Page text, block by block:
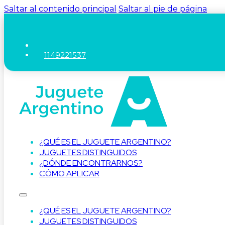
Saltar al contenido principal Saltar al pie de página
1149221537
¿QUÉ ES EL JUGUETE ARGENTINO?
JUGUETES DISTINGUIDOS
¿DÓNDE ENCONTRARNOS?
CÓMO APLICAR
¿QUÉ ES EL JUGUETE ARGENTINO?
JUGUETES DISTINGUIDOS